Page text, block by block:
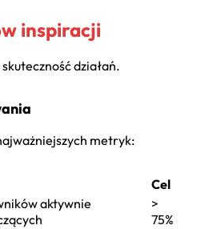
inspiracji
działań.
metryk:
Cel
aktywnie
>
75%